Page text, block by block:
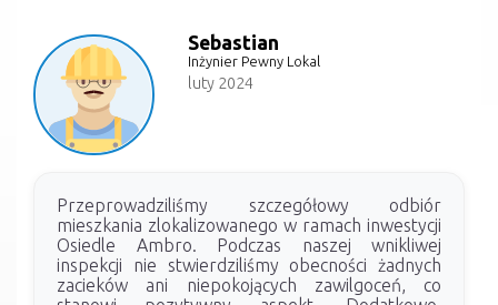
Sebastian
Inżynier Pewny Lokal
luty 2024
Przeprowadziliśmy szczegółowy odbiór
mieszkania zlokalizowanego w ramach inwestycji
Osiedle Ambro. Podczas naszej wnikliwej
inspekcji nie stwierdziliśmy obecności żadnych
zacieków ani niepokojących zawilgoceń, co